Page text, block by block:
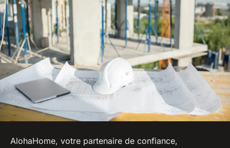
AlohaHome, votre partenaire de confiance,